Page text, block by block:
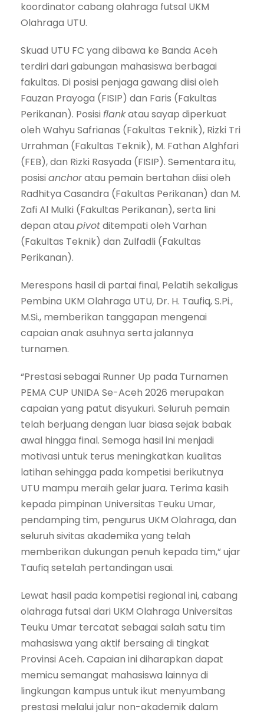
koordinator cabang olahraga futsal UKM
Olahraga UTU.
Skuad UTU FC yang dibawa ke Banda Aceh
terdiri dari gabungan mahasiswa berbagai
fakultas. Di posisi penjaga gawang diisi oleh
Fauzan Prayoga (FISIP) dan Faris (Fakultas
Perikanan). Posisi flankatau sayap diperkuat
oleh Wahyu Safrianas (Fakultas Teknik), Rizki Tri
Urrahman (Fakultas Teknik), M. Fathan Alghfari
(FEB), dan Rizki Rasyada (FISIP). Sementara itu,
posisi anchoratau pemain bertahan diisi oleh
Radhitya Casandra (Fakultas Perikanan) dan M.
Zafi Al Mulki (Fakultas Perikanan), serta lini
depan atau pivotditempati oleh Varhan
(Fakultas Teknik) dan Zulfadli (Fakultas
Perikanan).
Merespons hasil di partai final, Pelatih sekaligus
Pembina UKM Olahraga UTU, Dr. H. Taufiq, S.Pi.,
M.Si., memberikan tanggapan mengenai
capaian anak asuhnya serta jalannya
turnamen.
“Prestasi sebagai Runner Up pada Turnamen
PEMA CUP UNIDA Se-Aceh 2026 merupakan
capaian yang patut disyukuri. Seluruh pemain
telah berjuang dengan luar biasa sejak babak
awal hingga final. Semoga hasil ini menjadi
motivasi untuk terus meningkatkan kualitas
latihan sehingga pada kompetisi berikutnya
UTU mampu meraih gelar juara. Terima kasih
kepada pimpinan Universitas Teuku Umar,
pendamping tim, pengurus UKM Olahraga, dan
seluruh sivitas akademika yang telah
memberikan dukungan penuh kepada tim,” ujar
Taufiq setelah pertandingan usai.
Lewat hasil pada kompetisi regional ini, cabang
olahraga futsal dari UKM Olahraga Universitas
Teuku Umar tercatat sebagai salah satu tim
mahasiswa yang aktif bersaing di tingkat
Provinsi Aceh. Capaian ini diharapkan dapat
memicu semangat mahasiswa lainnya di
lingkungan kampus untuk ikut menyumbang
prestasi melalui jalur non-akademik dalam